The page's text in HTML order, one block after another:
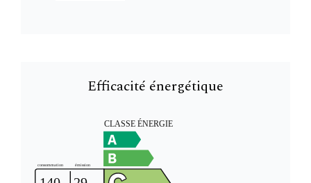
Efficacité énergétique